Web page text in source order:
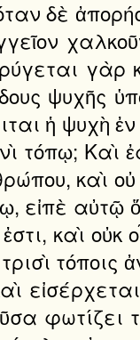
δὲ
γὰρ
ψυχῆς
ἡ ψυχὴ
τόπῳ; Καὶ
καὶ
εἰπὲ
καὶ οὐκ
τόποις
φωτίζει